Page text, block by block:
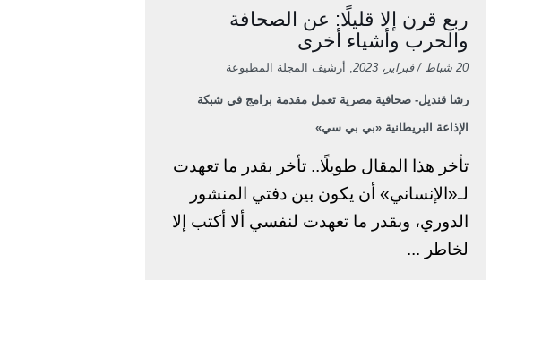
ربع قرن إلا قليلًا: عن الصحافة
والحرب وأشياء أخرى
20 شباط / فبراير، 2023 , أرشيف المجلة المطبوعة
رشا قنديل- صحافية مصرية تعمل مقدمة برامج في شبكة
الإذاعة البريطانية «بي بي سي»
تأخر هذا المقال طويلًا.. تأخر بقدر ما تعهدت
لـ«الإنساني» أن يكون بين دفتي المنشور
الدوري، وبقدر ما تعهدت لنفسي ألا أكتب إلا
لخاطر ...